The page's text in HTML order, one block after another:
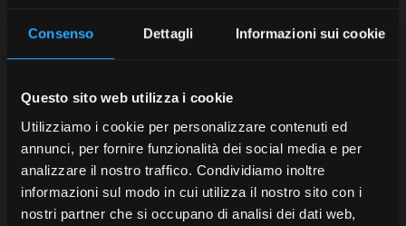
Consenso Dettagli Informazioni sui cookie
Questo sito web utilizza i cookie
Utilizziamo i cookie per personalizzare contenuti ed
annunci, per fornire funzionalità dei social media e per
analizzare il nostro traffico. Condividiamo inoltre
informazioni sul modo in cui utilizza il nostro sito con i
nostri partner che si occupano di analisi dei dati web,